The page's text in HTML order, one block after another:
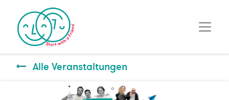
Alle Veranstaltungen